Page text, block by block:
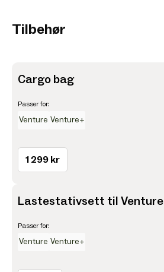
Tilbehør
Cargo bag
Passer for:
Venture Venture+
1 299 kr
Lastestativsett til Venture
Passer for:
Venture Venture+